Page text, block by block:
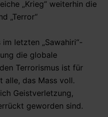
„Krieg“ weiterhin die
„Terror“
letzten „Sawahiri“-
die globale
Terrorismus ist für
alle, das Mass voll.
Geistverletzung,
geworden sind.